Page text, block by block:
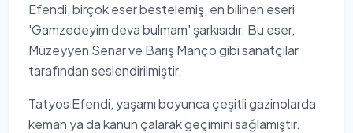
Efendi, birçok eser bestelemiş, en bilinen eseri
'Gamzedeyim deva bulmam' şarkısıdır. Bu eser,
Müzeyyen Senar ve Barış Manço gibi sanatçılar
tarafından seslendirilmiştir.
Tatyos Efendi, yaşamı boyunca çeşitli gazinolarda
keman ya da kanun çalarak geçimini sağlamıştır.